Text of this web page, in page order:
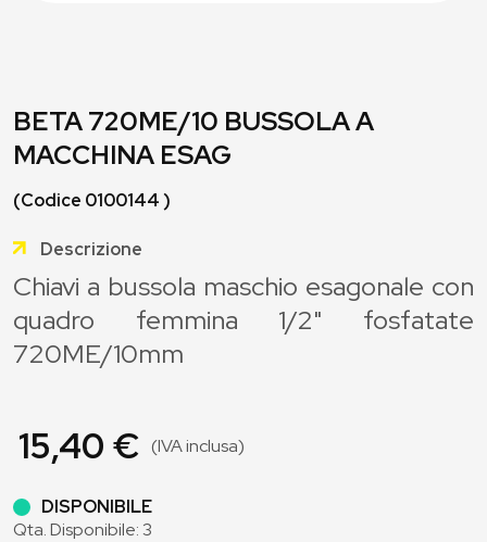
BETA 720ME/10 BUSSOLA A
MACCHINA ESAG
(Codice 0100144 )
Descrizione
Chiavi a bussola maschio esagonale con
quadro femmina 1/2" fosfatate
720ME/10mm
15,40 € (IVA inclusa)
DISPONIBILE
Qta. Disponibile: 3